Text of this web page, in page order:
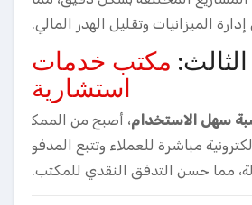
الميزانيات وتقليل الهدر المالي.
مكتب خدمات
استشارية
سهل الاستخدام، أصبح من الممك
مباشرة للعملاء وتتبع المدفو
مما حسن التدفق النقدي للمكتب.